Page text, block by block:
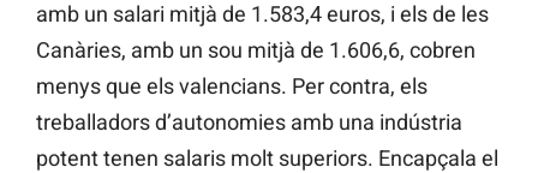
amb un salari mitjà de 1.583,4 euros, i els de les
Canàries, amb un sou mitjà de 1.606,6, cobren
menys que els valencians. Per contra, els
treballadors d’autonomies amb una indústria
potent tenen salaris molt superiors. Encapçala el